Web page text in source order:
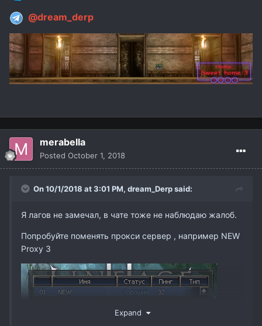
@dream_derp
merabella
Posted October 1, 2018
On 10/1/2018 at 3:01 PM, dream_Derpsaid:
Я лагов не замечал, в чате тоже не наблюдаю жалоб.
Попробуйте поменять прокси сервер , например NEW
Proxy 3
Expand